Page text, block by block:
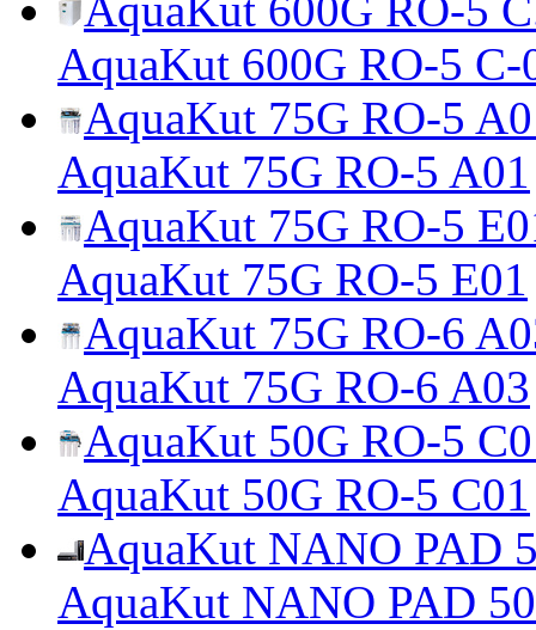
AquaKut 600G RO-5
AquaKut 600G RO-5 С-
AquaKut 75G RO-5
AquaKut 75G RO-5 A01
AquaKut 75G RO-5
AquaKut 75G RO-5 E01
AquaKut 75G RO-6
AquaKut 75G RO-6 A03
AquaKut 50G RO-5
AquaKut 50G RO-5 C01
AquaKut NANO PAD
AquaKut NANO PAD